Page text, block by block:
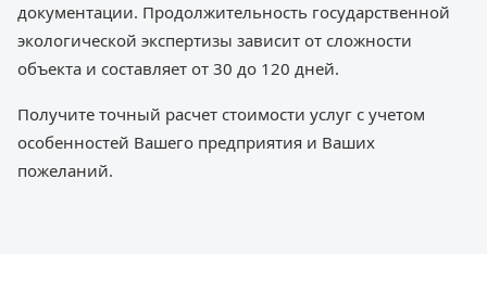
документации. Продолжительность государственной
экологической экспертизы зависит от сложности
объекта и составляет от 30 до 120 дней.
Получите точный расчет стоимости услуг с учетом
особенностей Вашего предприятия и Ваших
пожеланий.